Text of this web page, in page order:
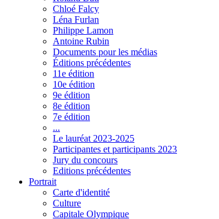
Chloé Falcy
Léna Furlan
Philippe Lamon
Antoine Rubin
Documents pour les médias
Éditions précédentes
11e édition
10e édition
9e édition
8e édition
7e édition
...
Le lauréat 2023-2025
Participantes et participants 2023
Jury du concours
Editions précédentes
Portrait
Carte d'identité
Culture
Capitale Olympique